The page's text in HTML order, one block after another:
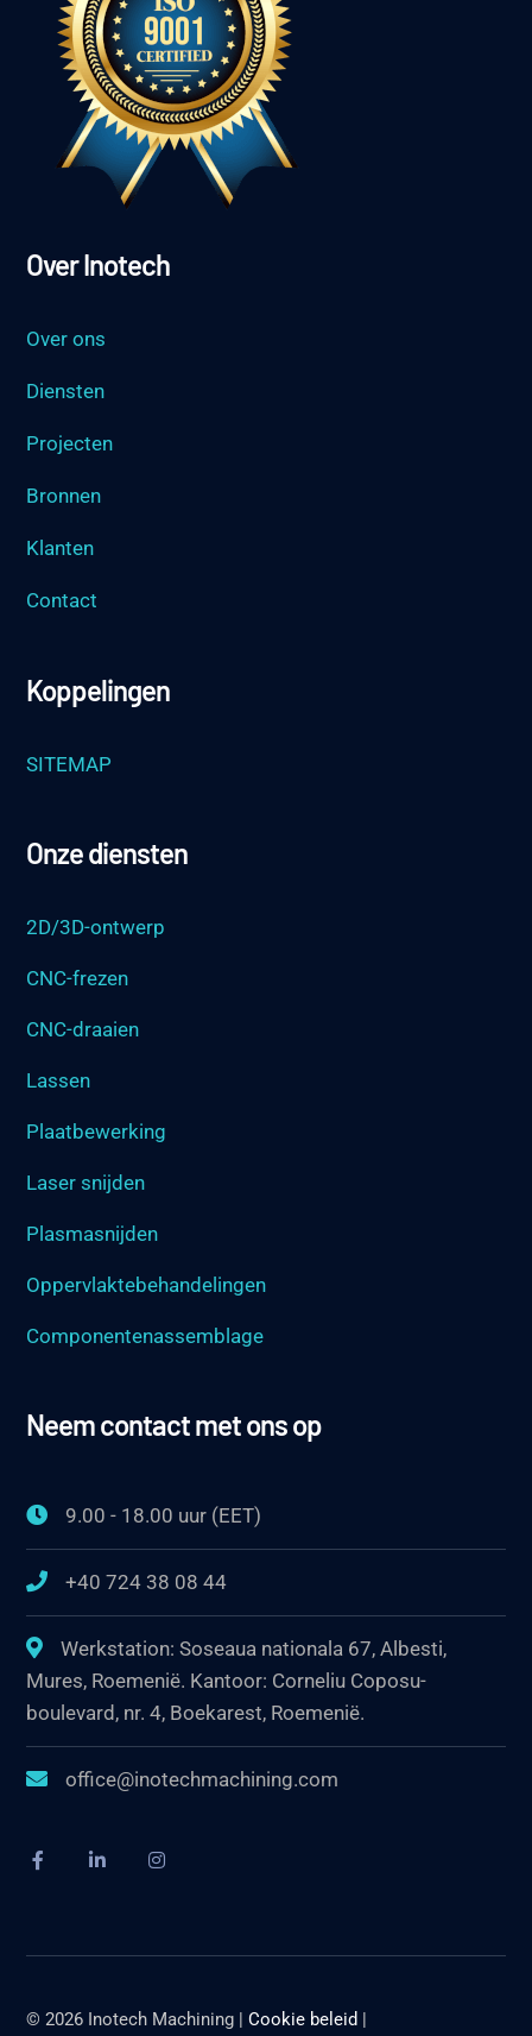
Over Inotech
Over ons
Diensten
Projecten
Bronnen
Klanten
Contact
Koppelingen
SITEMAP
Onze diensten
2D/3D-ontwerp
CNC-frezen
CNC-draaien
Lassen
Plaatbewerking
Laser snijden
Plasmasnijden
Oppervlaktebehandelingen
Componentenassemblage
Neem contact met ons op
9.00 - 18.00 uur (EET)
+40 724 38 08 44
Werkstation: Soseaua nationala 67, Albesti,
Mures, Roemenië. Kantoor: Corneliu Coposu-
boulevard, nr. 4, Boekarest, Roemenië.
office@inotechmachining.com
© 2026 Inotech Machining |Cookie beleid |